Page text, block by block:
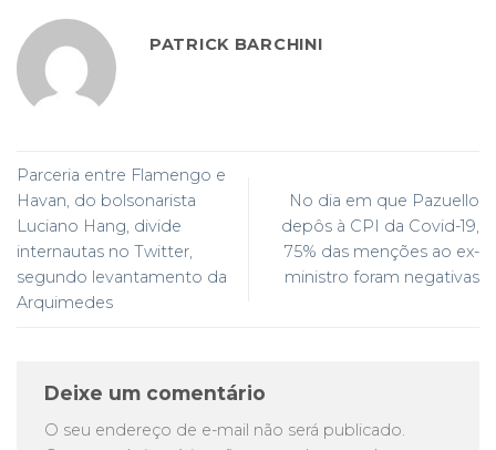
PATRICK BARCHINI
Parceria entre Flamengo e
Havan, do bolsonarista
Luciano Hang, divide
internautas no Twitter,
segundo levantamento da
Arquimedes
No dia em que Pazuello
depôs à CPI da Covid-19,
75% das menções ao ex-
ministro foram negativas
Deixe um comentário
O seu endereço de e-mail não será publicado.